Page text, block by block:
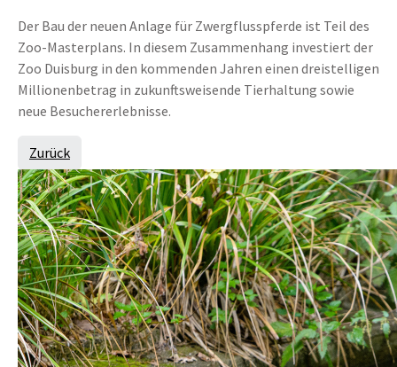
Der Bau der neuen Anlage für Zwergflusspferde ist Teil des
Zoo-Masterplans. In diesem Zusammenhang investiert der
Zoo Duisburg in den kommenden Jahren einen dreistelligen
Millionenbetrag in zukunftsweisende Tierhaltung sowie
neue Besuchererlebnisse.
Zurück